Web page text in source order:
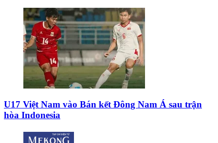
U17 Việt Nam vào Bán kết Đông Nam Á sau trận
hòa Indonesia